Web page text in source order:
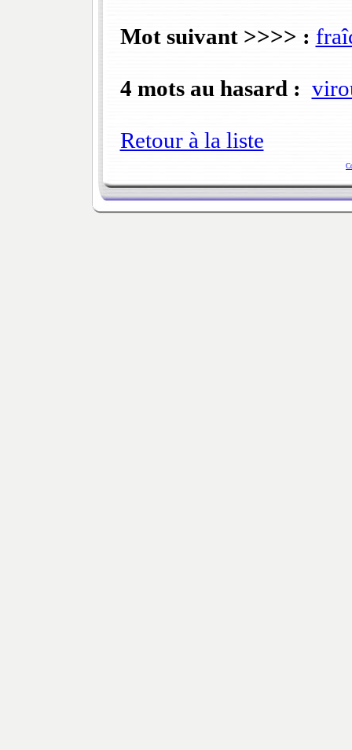
Mot suivant >>>> :
4 mots au hasard :
Retour à la liste